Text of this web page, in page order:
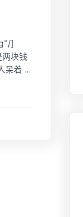
]
两块钱
呆着 没